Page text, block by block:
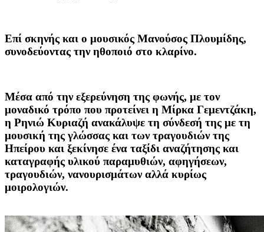
Επί σκηνής και ο μουσικός Μανούσος Πλουμίδης,
συνοδεύοντας την ηθοποιό στο κλαρίνο.
Μέσα από την εξερεύνηση της φωνής, με τον
μοναδικό τρόπο που προτείνει η Μίρκα Γεμεντζάκη,
η Ρηνιώ Κυριαζή ανακάλυψε τη σύνδεσή της με τη
μουσική της γλώσσας και των τραγουδιών της
Ηπείρου και ξεκίνησε ένα ταξίδι αναζήτησης και
καταγραφής υλικού παραμυθιών, αφηγήσεων,
τραγουδιών, νανουρισμάτων αλλά κυρίως
μοιρολογιών.